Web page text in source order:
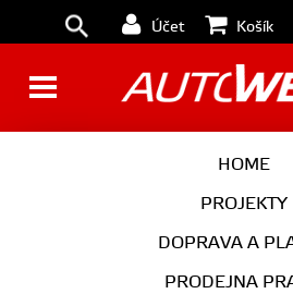
Účet Košík
HOME
PROJEKTY
DOPRAVA A
PRODEJNA
SPORTOVNÍ
MOTOR